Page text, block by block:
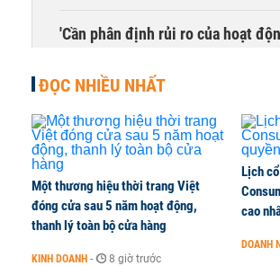
'Cần phân định rủi ro của hoạt
ĐỌC NHIỀU NHẤT
Một thương hiệu thời trang Việt
đóng cửa sau 5 năm hoạt động,
thanh lý toàn bộ cửa hàng
KINH DOANH - 8 giờ trước
Lịch
cao
DOANH